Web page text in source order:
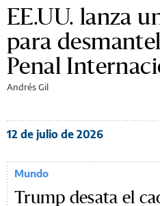
EE.UU. lanza
para
Penal
Andrés Gil
12 de julio de 2026
Mundo
Trump desata el